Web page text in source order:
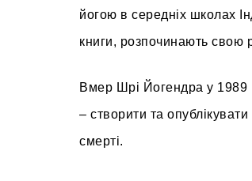
йогою в середніх школах
книги, розпочинають свою
Вмер Шрі Йогендра у 1989
– створити та
смерті.